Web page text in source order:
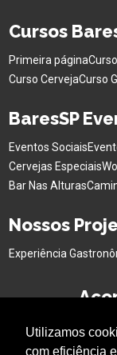
Utilizamos
com eficiência
Cursos
Primeira página
Curso CervejaCurso
BaresSP
Eventos Sociais
Cervejas Especiais
Bar Nas Alturas
Nossos
Experiência